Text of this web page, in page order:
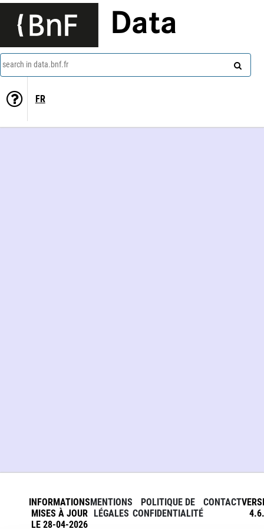
Data
search in data.bnf.fr
FR
INFORMATIONS
MISES À JOUR
LE 28-04-2026
MENTIONS
LÉGALES
POLITIQUE DE
CONFIDENTIALITÉ
CONTACT